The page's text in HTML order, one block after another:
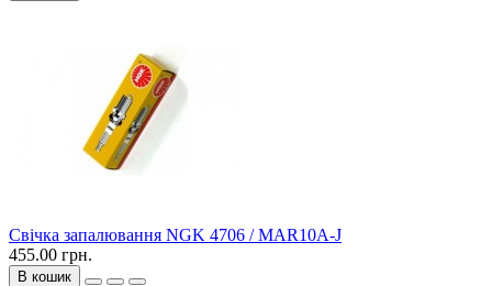
Свічка запалювання NGK 4706 / MAR10A-J
455.00 грн.
В кошик